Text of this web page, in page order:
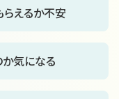
えるか不安
気になる